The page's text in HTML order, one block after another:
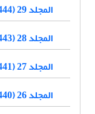
المجلد 29 (1444)
المجلد 28 (1443)
المجلد 27 (1441)
المجلد 26 (1440)